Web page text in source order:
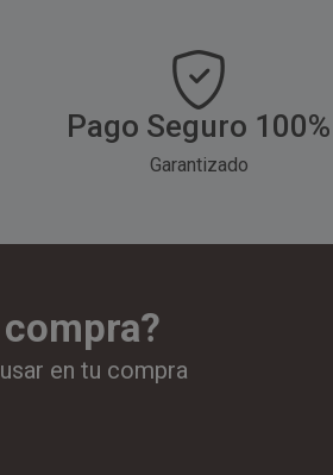
Pago Seguro 100%
Garantizado
en tu compra